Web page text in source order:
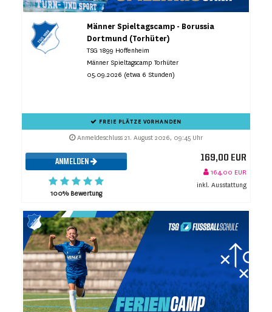
Männer Spieltagscamp - Borussia
Dortmund (Torhüter)
TSG 1899 Hoffenheim
Männer Spieltagscamp Torhüter
05.09.2026 (etwa 6 Stunden)
FREIE PLÄTZE VORHANDEN
Anmeldeschluss 21. August 2026, 09:45 Uhr
ANMELDEN
100% Bewertung
169,00 EUR
164,00 EUR
inkl. Ausstattung